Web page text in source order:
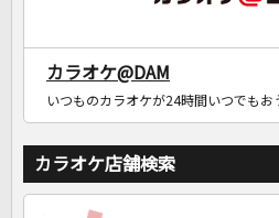
カラオケ@DAM
いつものカラオケが24時間いつでもお
カラオケ店舗検索